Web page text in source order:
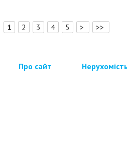
1 2 3 4 5 > >>
Про сайт